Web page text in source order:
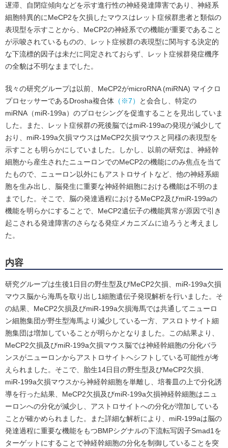
遅滞、自閉症傾向などを示す進行性の神経発達障害であり、神経系
細胞特異的にMeCP2を欠損したマウスはレット症候群患者と類似の
表現型を示すことから、MeCP2の神経系での機能が重要であること
が示唆されているものの、レット症候群の表現型に関与する決定的
な下流標的因子は未だに同定されておらず、レット症候群発症機序
の全貌は不明なままでした。
我々の研究グループは以前、MeCP2がmicroRNA (miRNA) マイクロ
プロセッサーであるDrosha複合体 （※7）
と会合し、特定の
miRNA（miR-199a）のプロセシングを促進することを見出していま
した。また、レット症候群の死後脳ではmiR-199aの発現が減少して
おり、miR-199a欠損マウスはMeCP2欠損マウスと同様の表現型を
示すことも明らかにしていました。しかし、以前の研究は、神経幹
細胞から産生されたニューロンでのMeCP2の機能にのみ焦点を当て
たもので、ニューロン以外にもアストロサイトなど、他の神経系細
胞を生み出し、脳発生に重要な神経幹細胞における機能は不明のま
までした。そこで、脳の発達過程におけるMeCP2及びmiR-199aの
機能を明らかにすることで、MeCP2遺伝子の機能異常が原因で引き
起こされる発達障害のさらなる発症メカニズムに迫ろうと考えまし
た。
内容
研究グループは生後1日目の野生型及びMeCP2欠損、miR-199a欠損
マウス脳から海馬を取り出し1細胞遺伝子発現解析を行いました。そ
の結果、MeCP2欠損及びmiR-199a欠損海馬では共通してニューロ
ン細胞集団が野生型海馬より減少している一方、アスロトサイト細
胞集団は増加していることが明らかとなりました。この結果より、
MeCP2欠損及びmiR-199a欠損マウス脳では神経幹細胞の分化バラ
ンスがニューロンからアストロサイトへシフトしている可能性が考
えられました。そこで、胎生14日目の野生型及びMeCP2欠損、
miR-199a欠損マウスから神経幹細胞を単離し、培養皿の上で分化誘
導を行った結果、MeCP2欠損及びmiR-199a欠損神経幹細胞はニュ
ーロンへの分化が減少し、アストロサイトへの分化が増加している
ことが確かめられました。また詳細な解析により、miR-199aは脳の
発達過程に重要な機能をもつBMPシグナルの下流転写因子Smad1を
ターゲットにすることで神経幹細胞の分化を制御していることを突